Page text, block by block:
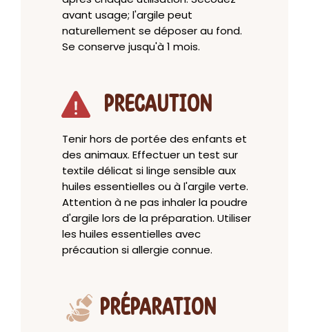
avant usage; l'argile peut
naturellement se déposer au fond.
Se conserve jusqu'à 1 mois.
PRECAUTION
Tenir hors de portée des enfants et
des animaux. Effectuer un test sur
textile délicat si linge sensible aux
huiles essentielles ou à l'argile verte.
Attention à ne pas inhaler la poudre
d'argile lors de la préparation. Utiliser
les huiles essentielles avec
précaution si allergie connue.
PRÉPARATION